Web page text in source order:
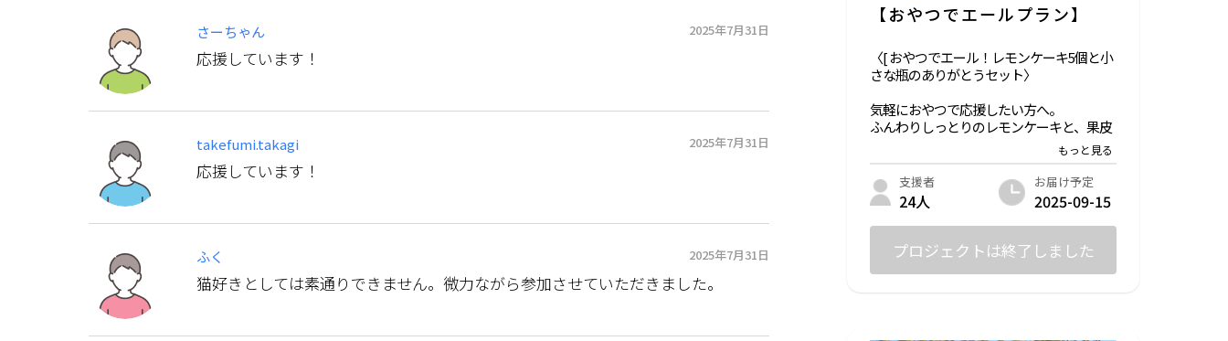
さーちゃん 2025年7月31日
応援しています！
takefumi.takagi 2025年7月31日
応援しています！
ふく 2025年7月31日
猫好きとしては素通りできません。微力ながら参加させていただきました。
【おやつでエールプラン】
〈[ おやつでエール！レモンケーキ5個と小
さな瓶のありがとうセット〉
気軽におやつで応援したい方へ。
ふんわりしっとりのレモンケーキと、果皮
までまるごと楽しめるレモンジャムをセッ
トにしました。
贈り物にも、ご自宅用にもおすすめです🍋
内容：
超しっとり ぜいたくレモンケーキ（5個）
支援者
24人
お届け予定
2025-09-15
プロジェクトは終了しました